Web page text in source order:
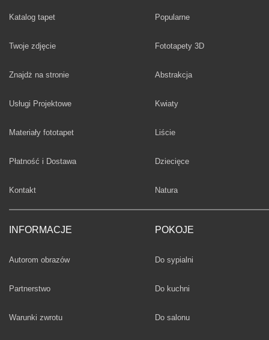
Katalog tapet
Twoje zdjęcie
Znajdż na stronie
Usługi Projektowe
Materiały fototapet
Płatność i Dostawa
Kontakt
INFORMACJE
Autorom obrazów
Partnerstwo
Warunki zwrotu
Fototapety
Popularne
Fototapety 3D
Fototapety
Abstrakcja
Fototapety
Kwiaty
Fototapety
Liście
Fototapety
Dziecięce
Fototapety
Natura
POKOJE
Fototapety
Do sypialni
Fototapety
Do kuchni
Fototapety
Do salonu